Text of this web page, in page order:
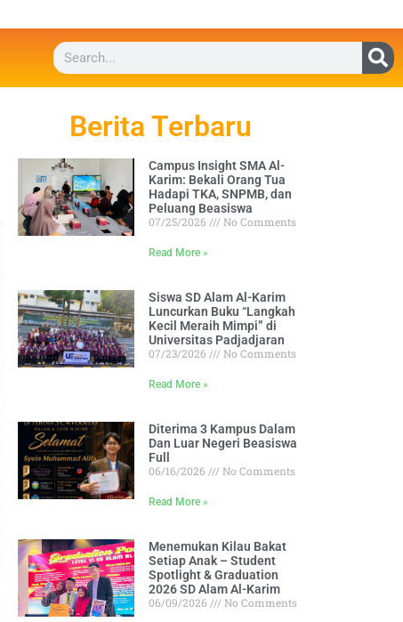
Berita Terbaru
Campus Insight SMA Al-
Karim: Bekali Orang Tua
Hadapi TKA, SNPMB, dan
Peluang Beasiswa
07/25/2026
No Comments
Read More »
Siswa SD Alam Al-Karim
Luncurkan Buku “Langkah
Kecil Meraih Mimpi” di
Universitas Padjadjaran
07/23/2026
No Comments
Read More »
Diterima 3 Kampus Dalam
Dan Luar Negeri Beasiswa
Full
06/16/2026
No Comments
Read More »
Menemukan Kilau Bakat
Setiap Anak – Student
Spotlight & Graduation
2026 SD Alam Al-Karim
06/09/2026
No Comments